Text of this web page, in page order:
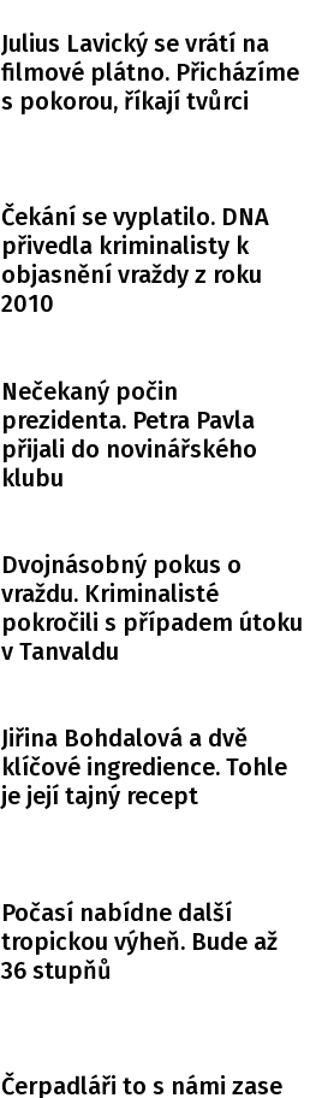
Julius Lavický se vrátí na
filmové plátno. Přicházíme
s pokorou, říkají tvůrci
Čekání se vyplatilo. DNA
přivedla kriminalisty k
objasnění vraždy z roku
2010
Nečekaný počin
prezidenta. Petra Pavla
přijali do novinářského
klubu
Dvojnásobný pokus o
vraždu. Kriminalisté
pokročili s případem útoku
v Tanvaldu
Jiřina Bohdalová a dvě
klíčové ingredience. Tohle
je její tajný recept
Počasí nabídne další
tropickou výheň. Bude až
36 stupňů
Čerpadláři to s námi zase